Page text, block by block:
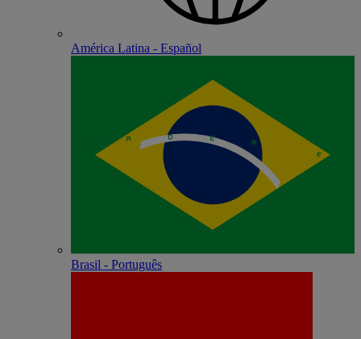
América Latina - Español
Brasil - Português